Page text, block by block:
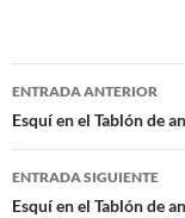
Navegación
de
entradas
ENTRADA ANTERIOR
Esquí en el Tablón de
ENTRADA SIGUIENTE
Esquí en el Tablón de